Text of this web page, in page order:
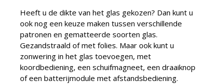
Heeft u de dikte van het glas gekozen? Dan kunt u
ook nog een keuze maken tussen verschillende
patronen en gematteerde soorten glas.
Gezandstraald of met folies. Maar ook kunt u
zonwering in het glas toevoegen, met
koordbediening, een schuifmagneet, een draaiknop
of een batterijmodule met afstandsbediening.